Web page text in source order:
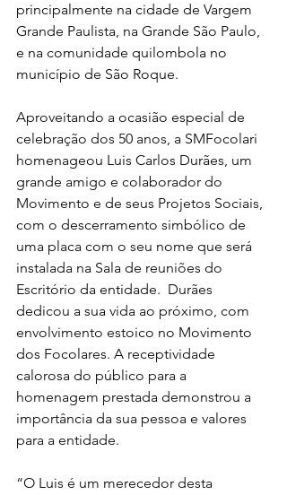
principalmente na cidade de Vargem
Grande Paulista, na Grande São Paulo,
e na comunidade quilombola no
município de São Roque.
Aproveitando a ocasião especial de
celebração dos 50 anos, a SMFocolari
homenageou Luis Carlos Durães, um
grande amigo e colaborador do
Movimento e de seus Projetos Sociais,
com o descerramento simbólico de
uma placa com o seu nome que será
instalada na Sala de reuniões do
Escritório da entidade.  Durães
dedicou a sua vida ao próximo, com
envolvimento estoico no Movimento
dos Focolares. A receptividade
calorosa do público para a
homenagem prestada demonstrou a
importância da sua pessoa e valores
para a entidade.
“O Luis é um merecedor desta